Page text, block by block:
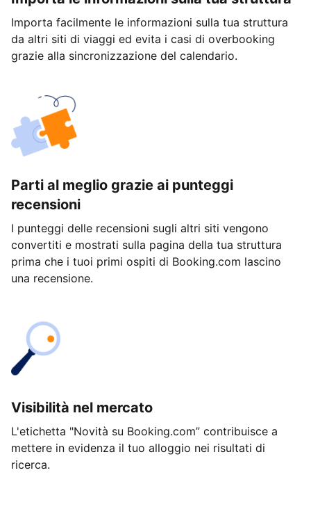
Importa facilmente le informazioni sulla tua struttura
da altri siti di viaggi ed evita i casi di overbooking
grazie alla sincronizzazione del calendario.
Parti al meglio grazie ai punteggi
recensioni
I punteggi delle recensioni sugli altri siti vengono
convertiti e mostrati sulla pagina della tua struttura
prima che i tuoi primi ospiti di Booking.com lascino
una recensione.
Visibilità nel mercato
L'etichetta "Novità su Booking.com” contribuisce a
mettere in evidenza il tuo alloggio nei risultati di
ricerca.